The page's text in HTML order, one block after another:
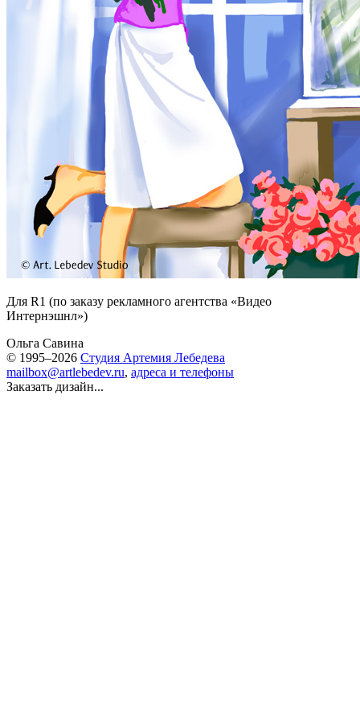
Для R1 (по заказу рекламного агентства «Видео
Интернэшнл»)
Ольга Савина
© 1995–2026 Студия Артемия Лебедева
mailbox@artlebedev.ru, адреса и телефоны
Заказать дизайн...